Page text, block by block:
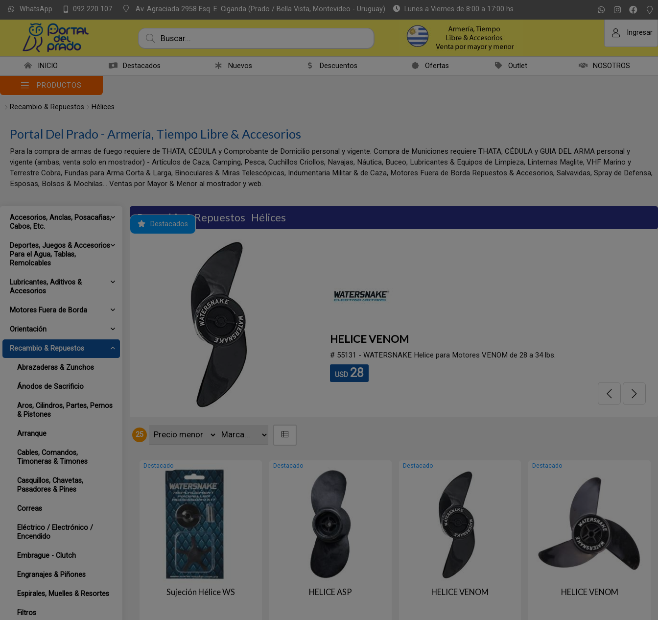
WhatsApp 092 220 107 Av. Agraciada 2958 Esq. E. Ciganda (Prado / Bella Vista, Montevideo - Uruguay) Lunes a Viernes de 8:00 a 17:00 hs.
Ingresar
INICIO Destacados Nuevos Descuentos Ofertas Outlet NOSOTROS
PRODUCTOS
Recambio & Repuestos Hélices
Portal Del Prado - Armería, Tiempo Libre & Accesorios
Para la compra de armas de fuego requiere de THATA, CÉDULA y Comprobante de Domicilio personal y vigente. Compra de Municiones requiere THATA, CÉDULA y GUIA DEL ARMA personal y
vigente (ambas, venta solo en mostrador) - Artículos de Caza, Camping, Pesca, Cuchillos Criollos, Navajas, Náutica, Buceo, Lubricantes & Equipos de Limpieza, Linternas Maglite, VHF Marino y
Terrestre Cobra, Fundas para Arma Corta & Larga, Binoculares & Miras Telescópicas, Indumentaria Militar & de Caza, Motores Fuera de Borda Repuestos & Accesorios, Salvavidas, Spray de Defensa,
Esposas, Bolsos & Mochilas... Ventas por Mayor & Menor al mostrador y web.
Accesorios, Anclas, Posacañas,
Cabos, Etc.
Deportes, Juegos & Accesorios
Para el Agua, Tablas,
Remolcables
Lubricantes, Aditivos &
Accesorios
Motores Fuera de Borda
Orientación
Recambio & Repuestos
Abrazaderas & Zunchos
Ánodos de Sacrificio
Aros, Cilindros, Partes, Pernos
& Pistones
Arranque
Cables, Comandos,
Timoneras & Timones
Casquillos, Chavetas,
Pasadores & Pines
Correas
Eléctrico / Electrónico /
Encendido
Embrague - Clutch
Engranajes & Piñones
Espirales, Muelles & Resortes
Filtros
Recambio & Repuestos Hélices
Destacados
Yamaha,Tohatsu, Parsun &
HELICE VENOM
# 55131 - WATERSNAKE Helice para Motores VENOM de 28 a 34 lbs.
USD28
25
Destacado
Sujeción Hélice WS
Destacado
HELICE ASP
Destacado
HELICE VENOM
Destacado
HELICE VENOM